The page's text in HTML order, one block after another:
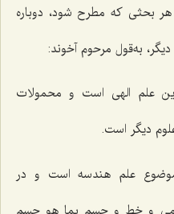
بحثی که مطرح شود، دوباره
به‌قول مرحوم آخوند:
علم الهی است و محمولات
دیگر است.
علم هندسه است و در